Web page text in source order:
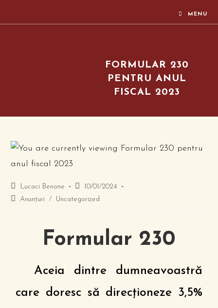
MENU
FORMULAR 230
PENTRU ANUL
FISCAL 2023
Lucaci Benone
10/01/2024
Anunțuri
/ Uncategorized
Formular 230
Aceia dintre dumneavoastră
care doresc să direcţioneze 3,5%